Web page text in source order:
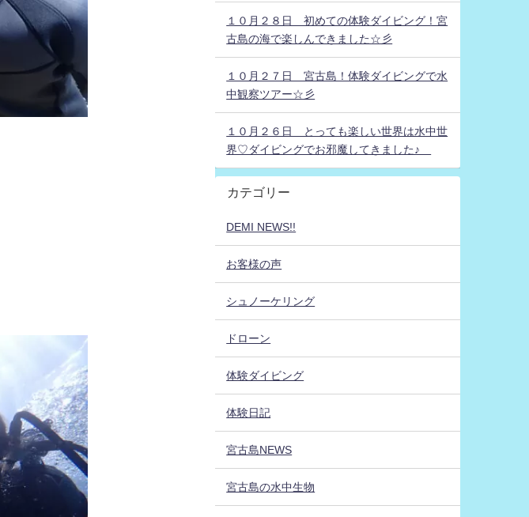
１０月２８日 初めての体験ダイビング！宮
古島の海で楽しんできました☆彡
１０月２７日 宮古島！体験ダイビングで水
中観察ツアー☆彡
１０月２６日 とっても楽しい世界は水中世
界♡ダイビングでお邪魔してきました♪
カテゴリー
DEMI NEWS!!
お客様の声
シュノーケリング
ドローン
体験ダイビング
体験日記
宮古島NEWS
宮古島の水中生物